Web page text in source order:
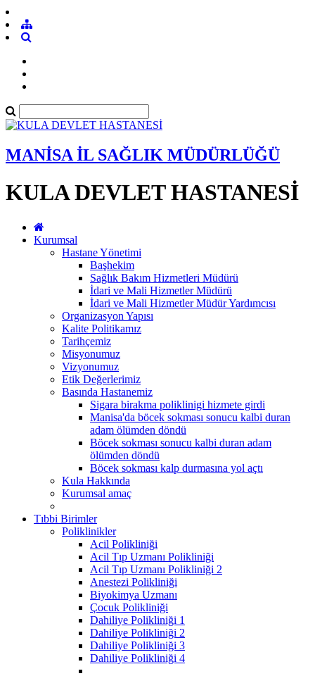
MANİSA İL SAĞLIK MÜDÜRLÜĞÜ
KULA DEVLET HASTANESİ
Kurumsal
Hastane Yönetimi
Başhekim
Sağlık Bakım Hizmetleri Müdürü
İdari ve Mali Hizmetler Müdürü
İdari ve Mali Hizmetler Müdür Yardımcısı
Organizasyon Yapısı
Kalite Politikamız
Tarihçemiz
Misyonumuz
Vizyonumuz
Etik Değerlerimiz
Basında Hastanemiz
Sigara birakma poliklinigi hizmete girdi
Manisa'da böcek sokması sonucu kalbi duran
adam ölümden döndü
Böcek sokması sonucu kalbi duran adam
ölümden döndü
Böcek sokması kalp durmasına yol açtı
Kula Hakkında
Kurumsal amaç
Tıbbi Birimler
Poliklinikler
Acil Polikliniği
Acil Tıp Uzmanı Polikliniği
Acil Tıp Uzmanı Polikliniği 2
Anestezi Polikliniği
Biyokimya Uzmanı
Çocuk Polikliniği
Dahiliye Polikliniği 1
Dahiliye Polikliniği 2
Dahiliye Polikliniği 3
Dahiliye Polikliniği 4